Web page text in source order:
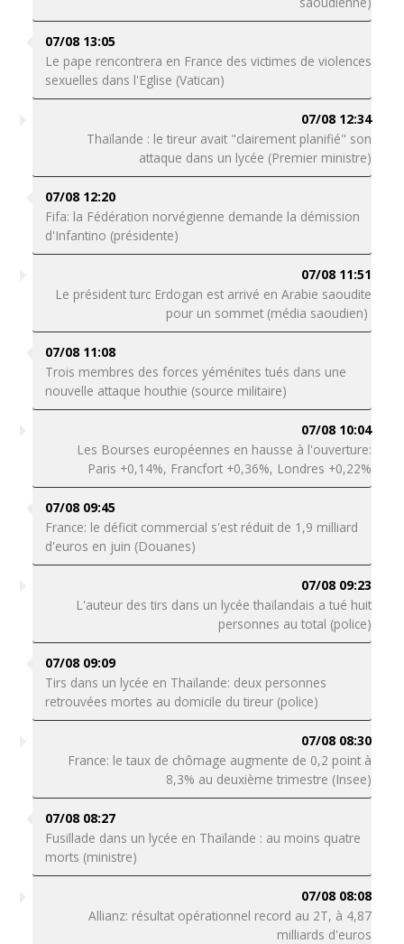
07/08 13:05
Le pape rencontrera en France des victimes de violences
sexuelles dans l'Eglise (Vatican)
07/08 12:34
Thaïlande : le tireur avait "clairement planifié" son
attaque dans un lycée (Premier ministre)
07/08 12:20
Fifa: la Fédération norvégienne demande la démission
d'Infantino (présidente)
07/08 11:51
Le président turc Erdogan est arrivé en Arabie saoudite
pour un sommet (média saoudien)
07/08 11:08
Trois membres des forces yéménites tués dans une
nouvelle attaque houthie (source militaire)
07/08 10:04
Les Bourses européennes en hausse à l'ouverture:
Paris +0,14%, Francfort +0,36%, Londres +0,22%
07/08 09:45
France: le déficit commercial s'est réduit de 1,9 milliard
d'euros en juin (Douanes)
07/08 09:23
L'auteur des tirs dans un lycée thaïlandais a tué huit
personnes au total (police)
07/08 09:09
Tirs dans un lycée en Thaïlande: deux personnes
retrouvées mortes au domicile du tireur (police)
07/08 08:30
France: le taux de chômage augmente de 0,2 point à
8,3% au deuxième trimestre (Insee)
07/08 08:27
Fusillade dans un lycée en Thaïlande : au moins quatre
morts (ministre)
07/08 08:08
Allianz: résultat opérationnel record au 2T, à 4,87
milliards d'euros